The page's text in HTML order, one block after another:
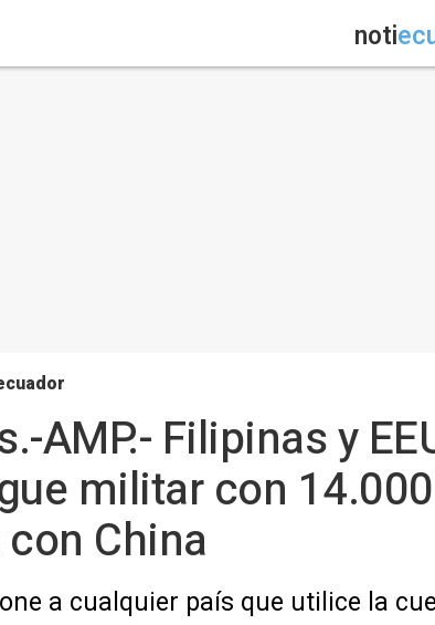
noti
AMP.- Filipinas y
militar con
China
a cualquier país que utilice la